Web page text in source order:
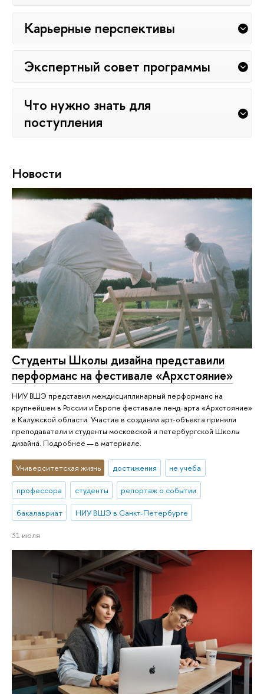
Карьерные перспективы
Экспертный совет программы
Что нужно знать для
поступления
Новости
Студенты Школы дизайна представили
перформанс на фестивале «Архстояние»
НИУ ВШЭ представил междисциплинарный перформанс на
крупнейшем в России и Европе фестивале ленд-арта «Архстояние»
в Калужской области. Участие в создании арт-объекта приняли
преподаватели и студенты московской и петербургской Школы
дизайна. Подробнее — в материале.
Университетская жизнь достижения не учеба
профессора студенты репортаж о событии
бакалавриат НИУ ВШЭ в Санкт-Петербурге
31 июля